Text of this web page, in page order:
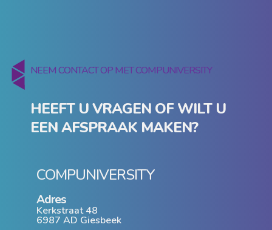
NEEM CONTACT OP MET COMPUNIVERSITY
HEEFT U VRAGEN OF WILT U
EEN AFSPRAAK MAKEN?
COMPUNIVERSITY
Adres
Kerkstraat 48
6987 AD Giesbeek